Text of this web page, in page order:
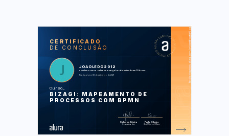
CERTIFICADO
DE CONCLUSÃO
JOAOLEDO2012
concluiu o curso online com carga horária estimada em 10 horas.
Finalizado em 08 de setembro de 2021
Curso
BIZAGI: MAPEAMENTO DE
PROCESSOS COM BPMN
Guilherme Silveira
Coordenador
Paulo Silveira
Chief Vision Officer
https://cursos.alura.com.br/certificate/5ba7f0f4-5686-4ca0-9d1e-a8bfb0f21f29
LAS
Por que aprender Bizagi com BPMN
Atividades Ligações e
Artefatos e Swinlanes